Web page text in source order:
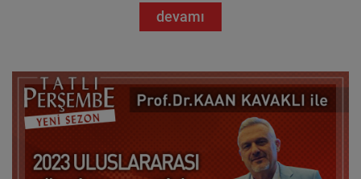
devamı